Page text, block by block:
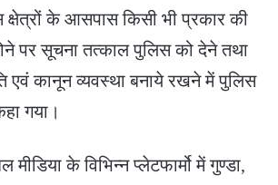
के आसपास किसी भी प्रकार की
पर सूचना तत्काल पुलिस को देने तथा
एवं कानून व्यवस्था बनाये रखने में पुलिस
गया।
के विभिन्न प्लेटफार्मो में गुण्डा,